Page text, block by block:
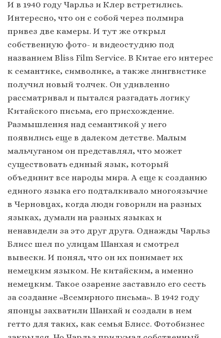
И в 1940 году Чарльз и Клер встретились.
Интересно, что он с собой через полмира
привез две камеры. И тут же открыл
собственную фото- и видеостудию под
названием Bliss Film Service. В Китае его интерес
к семантике, символике, а также лингвистике
получил новый толчек. Он удивленно
рассматривал и пытался разгадать логику
Китайского письма, его присхождение.
Размышления над семантикой у него
появились еще в далеком детстве. Малым
мальчуганом он представлял, что может
существовать единый язык, который
объединит все народы мира. А еще к созданию
единого языка его подталкивало многоязычие
в Черновцах, когда люди говорили на разных
языках, думали на разных языках и
ненавидели за это друг друга. Однажды Чарльз
Блисс шел по улицам Шанхая и смотрел
вывески. И понял, что он их понимает их
немецким языком. Не китайским, а именно
немецким. Такое озарение заставило его сесть
за создание «Всемирного письма». В 1942 году
японцы захватили Шанхай и создали в нем
гетто для таких, как семья Блисс. Фотобизнес